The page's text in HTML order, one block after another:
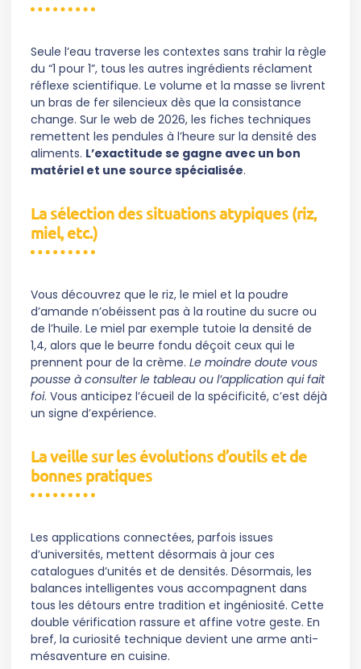
Seule l’eau traverse les contextes sans trahir la règle
du “1 pour 1”, tous les autres ingrédients réclament
réflexe scientifique. Le volume et la masse se livrent
un bras de fer silencieux dès que la consistance
change. Sur le web de 2026, les fiches techniques
remettent les pendules à l’heure sur la densité des
aliments. L’exactitude se gagne avec un bon
matériel et une source spécialisée.
La sélection des situations atypiques (riz,
miel, etc.)
Vous découvrez que le riz, le miel et la poudre
d’amande n’obéissent pas à la routine du sucre ou
de l’huile. Le miel par exemple tutoie la densité de
1,4, alors que le beurre fondu déçoit ceux qui le
prennent pour de la crème. Le moindre doute vous
pousse à consulter le tableau ou l’application qui fait
foi. Vous anticipez l’écueil de la spécificité, c’est déjà
un signe d’expérience.
La veille sur les évolutions d’outils et de
bonnes pratiques
Les applications connectées, parfois issues
d’universités, mettent désormais à jour ces
catalogues d’unités et de densités. Désormais, les
balances intelligentes vous accompagnent dans
tous les détours entre tradition et ingéniosité. Cette
double vérification rassure et affine votre geste. En
bref, la curiosité technique devient une arme anti-
mésaventure en cuisine.